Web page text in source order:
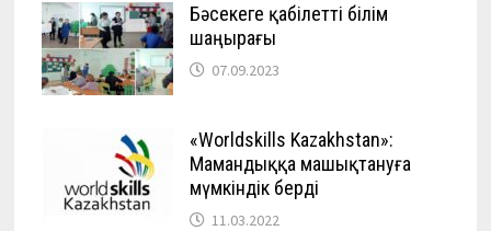
Бәсекеге қабілетті білім
шаңырағы
07.09.2023
«Worldskills Kazakhstan»:
Мамандыққа машықтануға
мүмкіндік берді
11.03.2022